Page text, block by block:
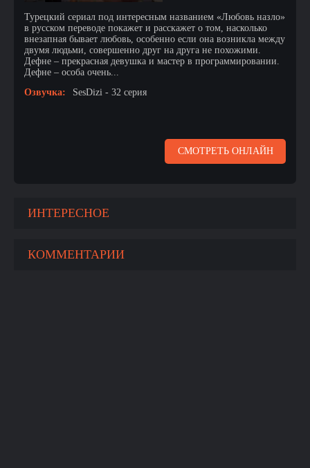
Турецкий сериал под интересным названием «Любовь назло»
в русском переводе покажет и расскажет о том, насколько
внезапная бывает любовь, особенно если она возникла между
двумя людьми, совершенно друг на друга не похожими.
Дефне – прекрасная девушка и мастер в программировании.
Дефне – особа очень...
Озвучка:
SesDizi - 32 серия
СМОТРЕТЬ ОНЛАЙН
ИНТЕРЕСНОЕ
КОММЕНТАРИИ